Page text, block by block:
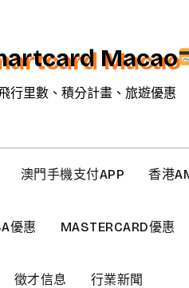
Macao
行里數、積分計畫、旅遊優惠
澳門手機支付APP 香港
優惠 MASTERCARD優惠
徵才信息 行業新聞